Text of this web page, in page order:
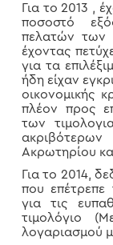
Για το 2013 ,
ποσοστό
πελατών των
έχοντας
για τα
ήδη είχαν
οικονομικής
πλέον προς
των
Ακρωτηρίου
Για το 2014,
που επέτρεπε
για τις
τιμολόγιο
λογαριασμού